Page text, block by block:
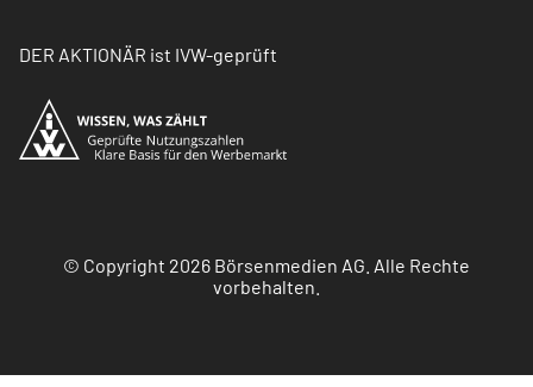
DER AKTIONÄR ist IVW-geprüft
© Copyright 2026 Börsenmedien AG. Alle Rechte
vorbehalten.